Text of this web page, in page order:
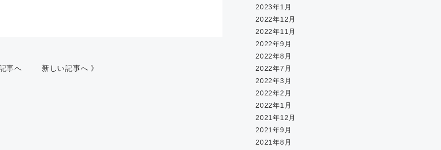
事へ 新しい記事へ 》
2023年1月
2022年12月
2022年11月
2022年9月
2022年8月
2022年7月
2022年3月
2022年2月
2022年1月
2021年12月
2021年9月
2021年8月